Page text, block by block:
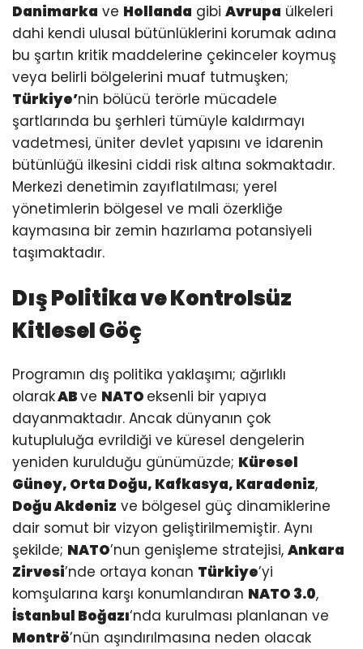
Danimarka ve Hollanda gibi Avrupa ülkeleri
dahi kendi ulusal bütünlüklerini korumak adına
bu şartın kritik maddelerine çekinceler koymuş
veya belirli bölgelerini muaf tutmuşken;
Türkiye’nin bölücü terörle mücadele
şartlarında bu şerhleri tümüyle kaldırmayı
vadetmesi, üniter devlet yapısını ve idarenin
bütünlüğü ilkesini ciddi risk altına sokmaktadır.
Merkezi denetimin zayıflatılması; yerel
yönetimlerin bölgesel ve mali özerkliğe
kaymasına bir zemin hazırlama potansiyeli
taşımaktadır.
Dış Politika ve Kontrolsüz
Kitlesel Göç
Programın dış politika yaklaşımı; ağırlıklı
olarakABve NATO eksenli bir yapıya
dayanmaktadır. Ancak dünyanın çok
kutupluluğa evrildiği ve küresel dengelerin
yeniden kurulduğu günümüzde; Küresel
Güney, Orta Doğu, Kafkasya, Karadeniz,
Doğu Akdeniz ve bölgesel güç dinamiklerine
dair somut bir vizyon geliştirilmemiştir. Aynı
şekilde; NATO’nun genişleme stratejisi, Ankara
Zirvesi’nde ortaya konan Türkiye’yi
komşularına karşı konumlandıran NATO 3.0,
İstanbul Boğazı‘nda kurulması planlanan ve
Montrö’nün aşındırılmasına neden olacak